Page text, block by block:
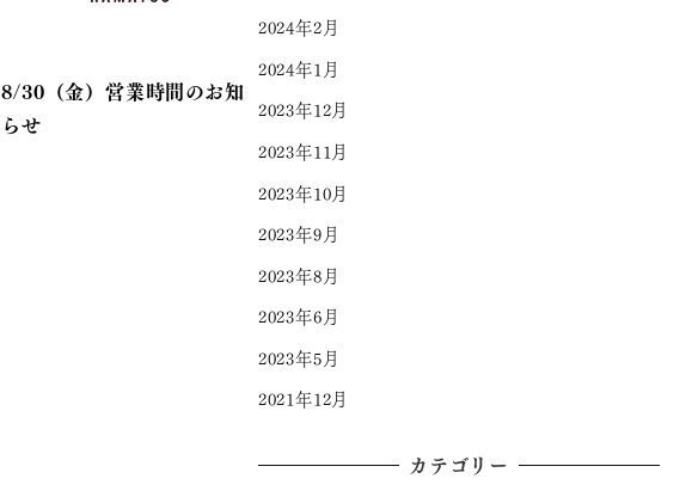
8/30（金）営業時間のお知
らせ
2024年2月
2024年1月
2023年12月
2023年11月
2023年10月
2023年9月
2023年8月
2023年6月
2023年5月
2021年12月
カテゴリー